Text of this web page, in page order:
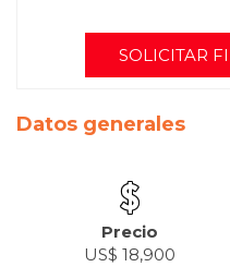
SOLICITAR
Datos generales
Precio
US$ 18,900